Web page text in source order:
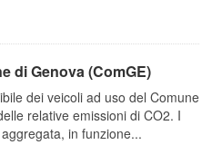
di Genova (ComGE)
dei veicoli ad uso del Comune
relative emissioni di CO2. I
in funzione...